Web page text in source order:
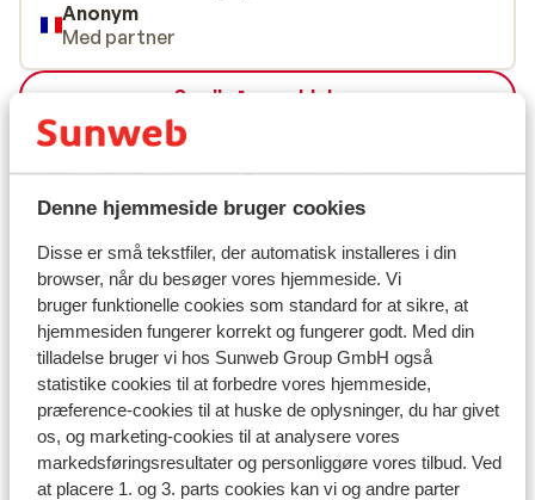
Denne hjemmeside bruger cookies
Disse er små tekstfiler, der automatisk installeres i din
browser, når du besøger vores hjemmeside. Vi
bruger funktionelle cookies som standard for at sikre, at
hjemmesiden fungerer korrekt og fungerer godt. Med din
tilladelse bruger vi hos Sunweb Group GmbH også
statistike cookies til at forbedre vores hjemmeside,
præference-cookies til at huske de oplysninger, du har givet
os, og marketing-cookies til at analysere vores
markedsføringsresultater og personliggøre vores tilbud. Ved
at placere 1. og 3. parts cookies kan vi og andre parter
Anonym
Med partner
Se alle 1 anmeldelser
Lokation
Se på kort
I området
Indkvartering af forskellige etablering/ejer
Lige ved skipisten